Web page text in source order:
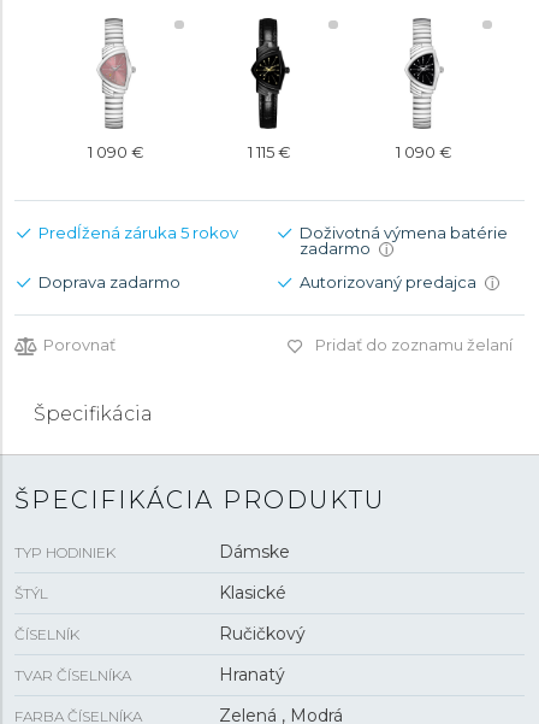
1 090 € 1 115 € 1 090 €
Predĺžená záruka 5 rokov
Doživotná výmena batérie
zadarmo
i
Doprava zadarmo Autorizovaný predajca i
Porovnať Pridať do zoznamu želaní
Špecifikácia
ŠPECIFIKÁCIA PRODUKTU
TYP HODINIEK Dámske
ŠTÝL Klasické
ČÍSELNÍK Ručičkový
TVAR ČÍSELNÍKA Hranatý
FARBA ČÍSELNÍKA Zelená , Modrá